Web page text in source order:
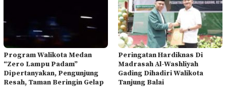
Program Walikota Medan
“Zero Lampu Padam”
Dipertanyakan, Pengunjung
Resah, Taman Beringin Gelap
Peringatan Hardiknas Di
Madrasah Al-Washliyah
Gading Dihadiri Walikota
Tanjung Balai